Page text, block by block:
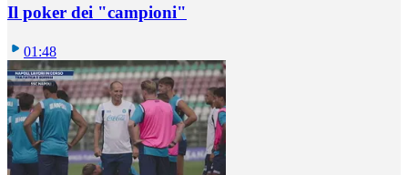
Il poker dei "campioni"
01:48